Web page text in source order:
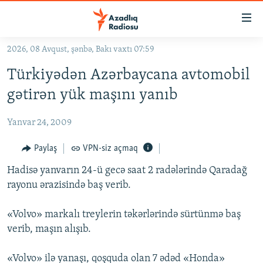
Əsas
qayıt
Əsas
naviqasiyaya
qayıt
#İZAHLA
KORRUPSIOMETR
#ƏSLINDƏ
FƏRQƏ BAX
QANUNI DOĞRU
ARAŞDIRMA
MULTIMEDIA
VIDEO
FOTOQALEREYA
RADIO ARXIV
OXU ZALI
HAQQIMIZDA
2026, 08 Avqust, şənbə, Bakı vaxtı 07:59
Türkiyədən Azərbaycana avtomobil
gətirən yük maşını yanıb
Yanvar 24, 2009
Paylaş VPN-siz açmaq
Hadisə yanvarın 24-ü gecə saat 2 radələrində Qaradağ
rayonu ərazisində baş verib.
«Volvo» markalı treylerin təkərlərində sürtünmə baş
verib, maşın alışıb.
«Volvo» ilə yanaşı, qoşquda olan 7 ədəd «Honda»